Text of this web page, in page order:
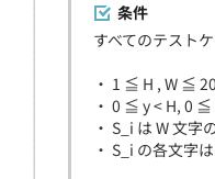
条件
すべてのテスト
・ 1 ≦ H , W ≦ 20
・ 0 ≦ y < H, 0 ≦
・ S_i は W 文
・ S_i の各文字